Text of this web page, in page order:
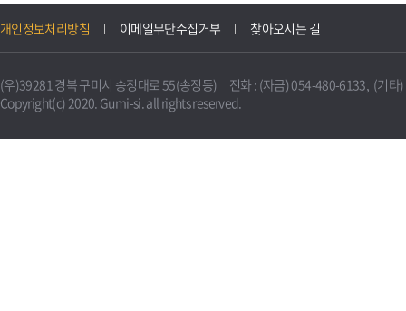
개인정보처리방침 이메일무단수집거부 찾아오시는 길
(우)39281 경북 구미시 송정대로 55(송정동) 전화 : (자금) 054-480-6133, (기타
Copyright(c) 2020. Gumi-si. all rights reserved.